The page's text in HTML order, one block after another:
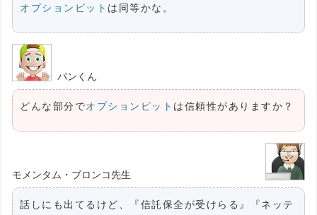
オプションビット は同等かな。
パンくん
どんな部分でオプションビット は信頼性がありますか？
モメンタム・ブロンコ先生
話しにも出てるけど、『信託保全が受けらる』『ネッテ